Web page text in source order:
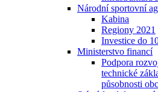
Národní sportovní
Kabina
Regiony 2021
Investice do
Ministerstvo financí
Podpora
technické
působnosti